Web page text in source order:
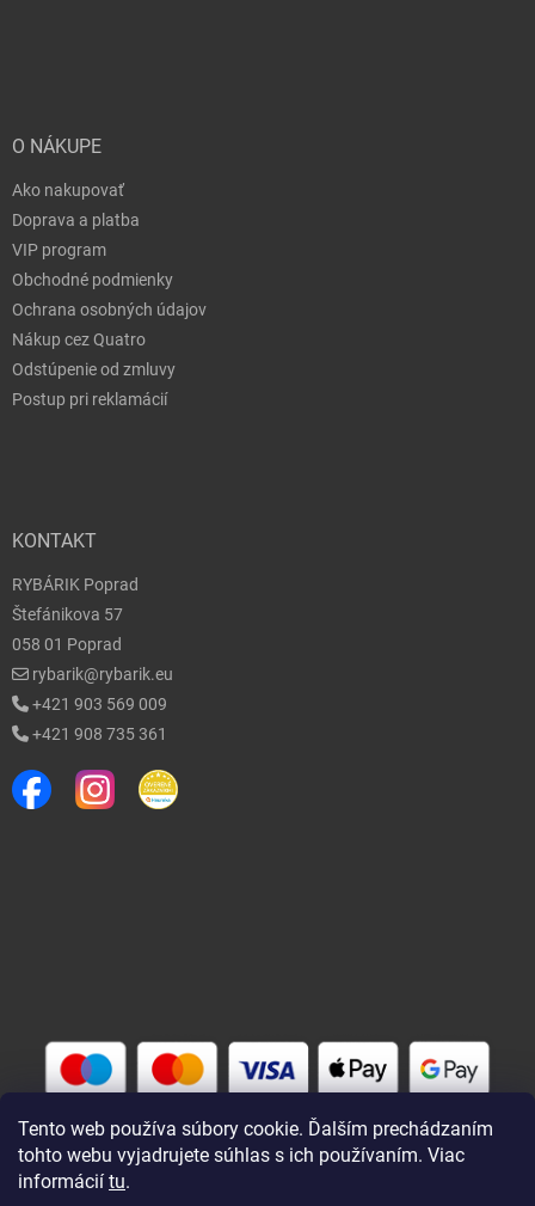
Tento web používa súbory cookie. Ďalším prechádzaním
tohto webu vyjadrujete súhlas s ich používaním. Viac
informácií tu.
O NÁKUPE
Ako nakupovať
Doprava a platba
VIP program
Obchodné podmienky
Ochrana osobných údajov
Nákup cez Quatro
Odstúpenie od zmluvy
Postup pri reklamácií
KONTAKT
RYBÁRIK Poprad
Štefánikova 57
058 01 Poprad
rybarik@rybarik.eu
+421 903 569 009
+421 908 735 361